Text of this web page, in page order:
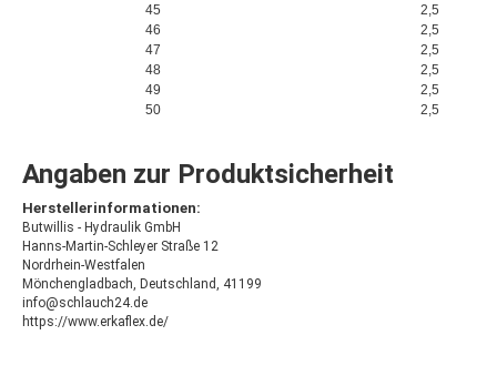
45
2,5
46
2,5
47
2,5
48
2,5
49
2,5
50
2,5
Angaben zur Produktsicherheit
Herstellerinformationen:
Butwillis - Hydraulik GmbH
Hanns-Martin-Schleyer Straße 12
Nordrhein-Westfalen
Mönchengladbach, Deutschland, 41199
info@schlauch24.de
https://www.erkaflex.de/